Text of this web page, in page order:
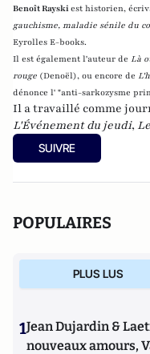
Benoît Rayskiest historien,
gauchisme, maladie sénile du
Eyrolles E-books.
Il est également l'auteur de Là
rouge (Denoël), ou encore de
dénonce l' "anti-sarkozysme
Il a travaillé comme
L'Événement du jeudi,
SUIVRE
POPULAIRES
PLUS LUS
1Jean Dujardin &
nouveaux amours,